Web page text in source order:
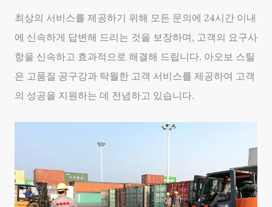
최상의 서비스를 제공하기 위해 모든 문의에 24시간 이내
에 신속하게 답변해 드리는 것을 보장하며, 고객의 요구사
항을 신속하고 효과적으로 해결해 드립니다. 아오보 스틸
은 고품질 공구강과 탁월한 고객 서비스를 제공하여 고객
의 성공을 지원하는 데 전념하고 있습니다.